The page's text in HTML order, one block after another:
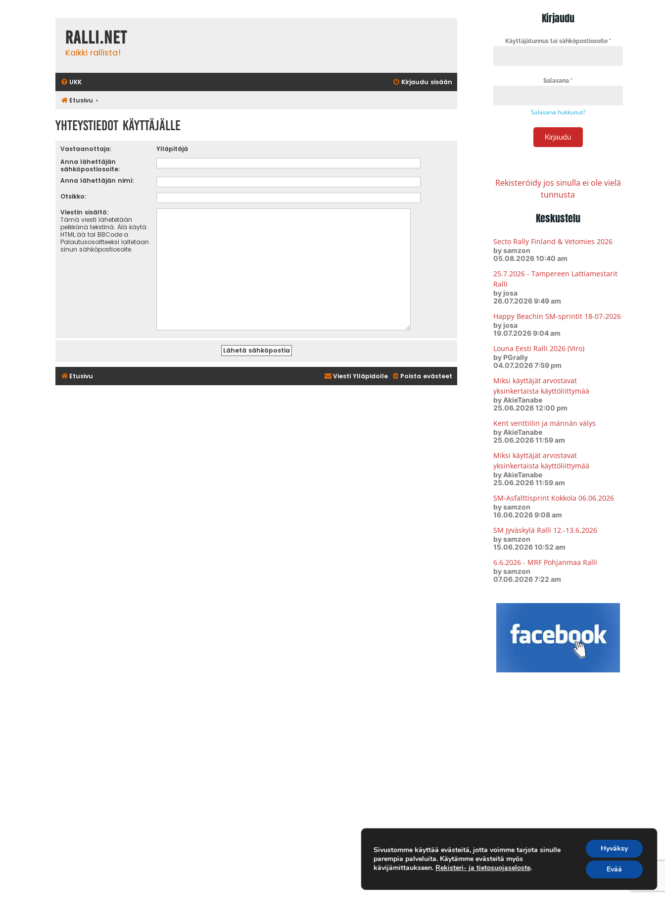
Kirjaudu
Käyttäjätunnus tai sähköpostiosoite *
Salasana*
Salasana hukkunut?
Kirjaudu
Rekisteröidy jos sinulla ei ole vielä
tunnusta
Keskustelu
Secto Rally Finland & Vetomies 2026
by samzon
05.08.2026 10:40 am
25.7.2026 - Tampereen Lattiamestarit
Ralli
by josa
26.07.2026 9:49 am
Happy Beachin SM-sprintit 18-07-2026
by josa
19.07.2026 9:04 am
Louna Eesti Ralli 2026 (Viro)
by PGrally
04.07.2026 7:59 pm
Miksi käyttäjät arvostavat
yksinkertaista käyttöliittymää
by AkieTanabe
25.06.2026 12:00 pm
Kent venttiilin ja männän välys
by AkieTanabe
25.06.2026 11:59 am
Miksi käyttäjät arvostavat
yksinkertaista käyttöliittymää
by AkieTanabe
25.06.2026 11:59 am
SM-Asfalttisprint Kokkola 06.06.2026
by samzon
16.06.2026 9:08 am
SM Jyväskylä Ralli 12.-13.6.2026
by samzon
15.06.2026 10:52 am
6.6.2026 - MRF Pohjanmaa Ralli
by samzon
07.06.2026 7:22 am
Sivustomme käyttää evästeitä, jotta voimme tarjota sinulle
parempia palveluita. Käytämme evästeitä myös
kävijämittaukseen. Rekisteri- ja tietosuojaseloste.
Hyväksy
Evää